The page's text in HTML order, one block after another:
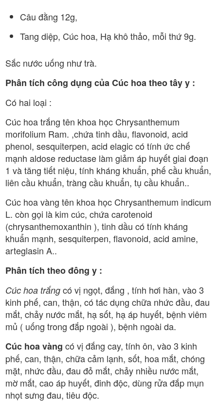
Câu đằng 12g,
Tang diệp, Cúc hoa, Hạ khô thảo, mỗi thứ 9g.
Sắc nước uống như trà.
Phân tích công dụng của Cúc hoa theo tây y :
Có hai loại :
Cúc hoa trắng tên khoa học Chrysanthemum
morifolium Ram. ,chứa tinh dầu, flavonoid, acid
phenol, sesquiterpen, acid elagic có tính ức chế
mạnh aldose reductase làm giảm áp huyết giai đoạn
1 và tăng tiết niệu, tính kháng khuẩn, phế cầu khuẩn,
liên cầu khuẩn, tràng cầu khuẩn, tụ cầu khuẩn..
Cúc hoa vàng tên khoa học Chrysanthemum indicum
L. còn gọi là kim cúc, chứa carotenoid
(chrysanthemoxanthin ), tinh dầu có tính kháng
khuẩn mạnh, sesquiterpen, flavonoid, acid amine,
arteglasin A..
Phân tích theo đông y :
Cúc hoa trắng có vị ngọt, đắng , tính hơi hàn, vào 3
kinh phế, can, thận, có tác dụng chữa nhức đầu, đau
mắt, chảy nước mắt, hạ sốt, hạ áp huyết, bệnh viêm
mủ ( uống trong đắp ngoài ), bệnh ngoài da.
Cúc hoa vàng có vị đắng cay, tính ôn, vào 3 kinh
phế, can, thận, chữa cảm lạnh, sốt, hoa mắt, chóng
mặt, nhức đầu, đau đỏ mắt, chảy nhiều nước mắt,
mờ mắt, cao áp huyết, đinh độc, dùng rửa đắp mụn
nhọt sưng đau, tiêu độc.